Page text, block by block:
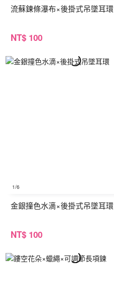
流蘇鍊條瀑布×後掛式吊墜耳環
NT$ 100
1/6
金銀撞色水滴×後掛式吊墜耳環
NT$ 100